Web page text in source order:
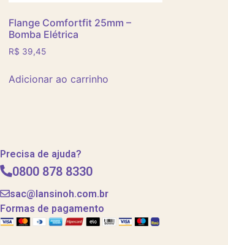
Flange Comfortfit 25mm –
Bomba Elétrica
R$ 39,45
Adicionar ao carrinho
Precisa de ajuda?
0800 878 8330
sac@lansinoh.com.br
Formas de pagamento